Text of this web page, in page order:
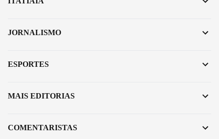
JORNALISMO
ESPORTES
MAIS EDITORIAS
COMENTARISTAS